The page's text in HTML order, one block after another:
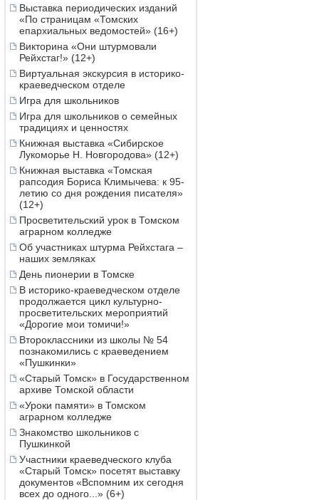
Выставка периодических изданий
«По страницам «Томских
епархиальных ведомостей» (16+)
Викторина «Они штурмовали
Рейхстаг!» (12+)
Виртуальная экскурсия в историко-
краеведческом отделе
Игра для школьников
Игра для школьников о семейных
традициях и ценностях
Книжная выставка «Сибирское
Лукоморье Н. Новгородова» (12+)
Книжная выставка «Томская
рапсодия Бориса Климычева: к 95-
летию со дня рождения писателя»
(12+)
Просветительский урок в Томском
аграрном колледже
Об участниках штурма Рейхстага –
наших земляках
День пионерии в Томске
В историко-краеведческом отделе
продолжается цикл культурно-
просветительских мероприятий
«Дорогие мои томичи!»
Второклассники из школы № 54
познакомились с краеведением
«Пушкинки»
«Старый Томск» в Государственном
архиве Томской области
«Уроки памяти» в Томском
аграрном колледже
Знакомство школьников с
Пушкинкой
Участники краеведческого клуба
«Старый Томск» посетят выставку
документов «Вспомним их сегодня
всех до одного...» (6+)